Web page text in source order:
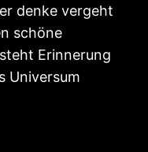
denke vergeht
schöne
Erinnerung
Universum